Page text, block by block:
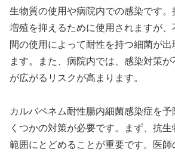
生物質の使用や病院内での感染です
増殖を抑えるために使用されますが、
間の使用によって耐性を持つ細菌が出
ます。また、病院内では、感染対策
が広がるリスクが高まります。
カルバペネム耐性腸内細菌感染症を
くつかの対策が必要です。まず、抗
範囲にとどめることが重要です。医